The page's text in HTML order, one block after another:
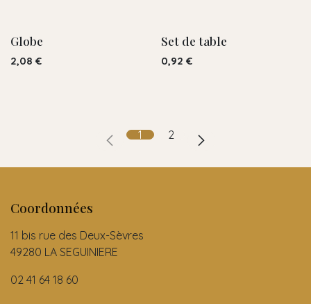
Globe
2,08 €
Set de table
0,92 €
1 2
Coordonnées
11 bis rue des Deux-Sèvres
49280 LA SEGUINIERE
02 41 64 18 60